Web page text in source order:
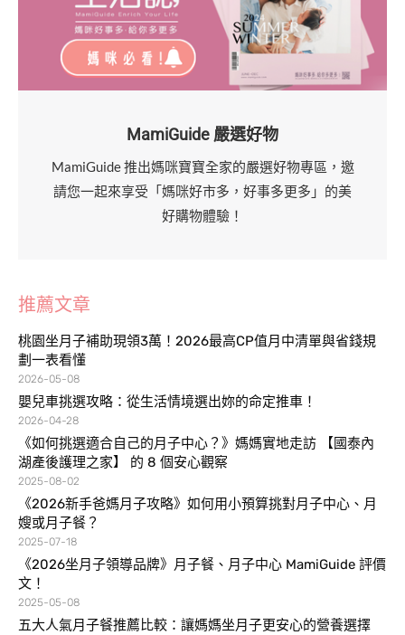
MamiGuide 嚴選好物
MamiGuide 推出媽咪寶寶全家的嚴選好物專區，邀
請您一起來享受「媽咪好市多，好事多更多」的美
好購物體驗！
推薦文章
桃園坐月子補助現領3萬！2026最高CP值月中清單與省錢規
劃一表看懂
2026-05-08
嬰兒車挑選攻略：從生活情境選出妳的命定推車！
2026-04-28
《如何挑選適合自己的月子中心？》媽媽實地走訪 【國泰內
湖產後護理之家】 的 8 個安心觀察
2025-08-02
《2026新手爸媽月子攻略》如何用小預算挑對月子中心、月
嫂或月子餐？
2025-07-18
《2026坐月子領導品牌》月子餐、月子中心 MamiGuide 評價
文！
2025-05-08
五大人氣月子餐推薦比較：讓媽媽坐月子更安心的營養選擇